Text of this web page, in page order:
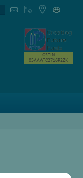
GSTIN
05AAATC2716R2ZK